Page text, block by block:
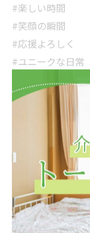
#楽しい時間
#笑顔の瞬間
#応援よろしく
#ユニークな日常
#優しさを届ける
#孤独じゃない
#共に生きる
#あなたの力に
#温かい環境
#サポート体制